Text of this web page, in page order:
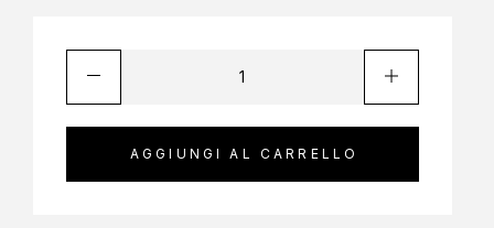
AGGIUNGI AL CARRELLO